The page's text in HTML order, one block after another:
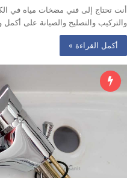
أنت تحتاج إلى فني مضخات مياه في
والتركيب والتصليح والصيانة على
أكمل القراءة »